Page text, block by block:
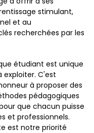
stimulant,
et au
recherchées par les
étudiant est unique
C'est
à proposer des
pédagogiques
que chacun puisse
et professionnels.
est notre priorité